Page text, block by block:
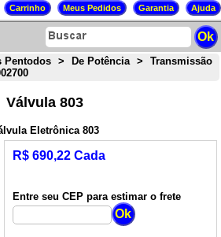
Pentodos > De Potência >
Transmissão
Válvula 803
Eletrônica 803
R$ 690,22 Cada
Entre seu CEP para estimar o frete